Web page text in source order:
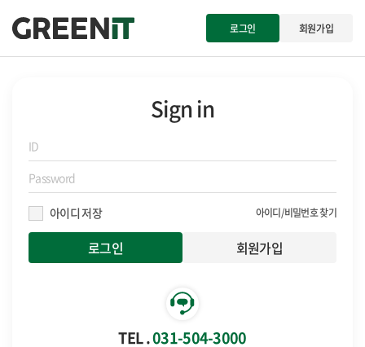
로그인 회원가입
Sign in
아이디 저장 아이디/비밀번호 찾기
회원가입
TEL .031-504-3000